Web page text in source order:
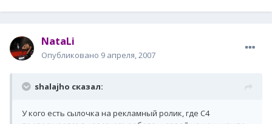
NataLi
Опубликовано 9 апреля, 2007
shalajho сказал:
У кого есть сылочка на рекламный ролик, где C4